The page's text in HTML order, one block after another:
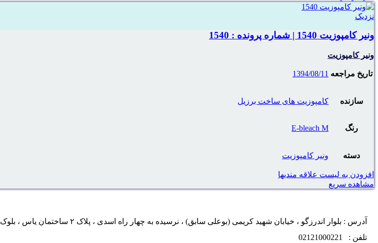
نزدیک
ونیر کامپوزیت 1540 | شماره پرونده : 1540
ونیر کامپوزیت
تاریخ مراجعه 1394/08/11
سازنده کامپوزیت های ساخت برزیل
رنگ E-bleach M
دسته ونیر کامپوزیت
افزودن به لیست علاقه مندیها
مشاهده سریع
آدرس : بلوار اندرزگو ، خیابان شهید کریمی (بوعلی سابق) ، نرسیده به چهار راه اسدی ، پلاک ۲ ساختمان یاس ، بلوک B ، واحد ۵۰۴
تلفن : 02121000221